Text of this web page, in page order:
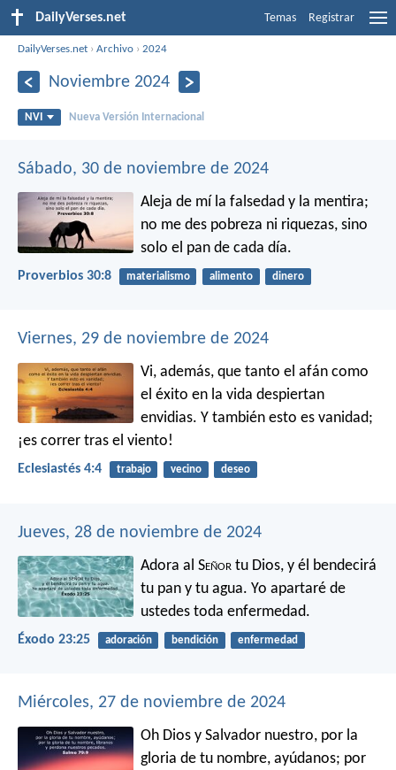
DailyVerses.net Temas Registrar
DailyVerses.net ›Archivo ›2024
Noviembre 2024
NVI Nueva Versión Internacional
Sábado, 30 de noviembre de 2024
Aleja de mí la falsedad y la mentira;
no me des pobreza ni riquezas, sino
solo el pan de cada día.
Proverbios 30:8 materialismo alimento dinero
Viernes, 29 de noviembre de 2024
Vi, además, que tanto el afán como
el éxito en la vida despiertan
envidias. Y también esto es vanidad;
¡es correr tras el viento!
Eclesiastés 4:4 trabajo vecino deseo
Jueves, 28 de noviembre de 2024
Adora al Señor tu Dios, y él bendecirá
tu pan y tu agua. Yo apartaré de
ustedes toda enfermedad.
Éxodo 23:25 adoración bendición enfermedad
Miércoles, 27 de noviembre de 2024
Oh Dios y Salvador nuestro, por la
gloria de tu nombre, ayúdanos; por